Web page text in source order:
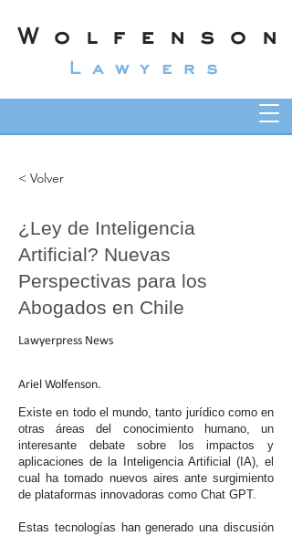
Wolfenson
Lawyers
< Volver
¿Ley de Inteligencia
Artificial? Nuevas
Perspectivas para los
Abogados en Chile
Lawyerpress News
Ariel Wolfenson.
Existe en todo el mundo, tanto jurídico como en
otras áreas del conocimiento humano, un
interesante debate sobre los impactos y
aplicaciones de la Inteligencia Artificial (IA), el
cual ha tomado nuevos aires ante surgimiento
de plataformas innovadoras como Chat GPT.
Estas tecnologías han generado una discusión